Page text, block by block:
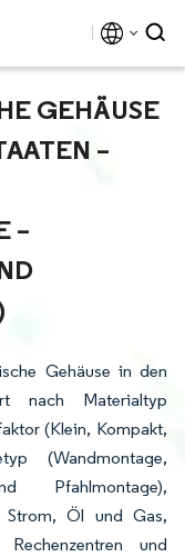
GEHÄUSE
–
W
P
Gehäuse in den
nach Materialtyp
(Klein, Kompakt,
(Wandmontage,
Pfahlmontage),
Strom, Öl und Gas,
und